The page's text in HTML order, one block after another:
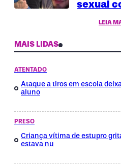
sexual
LEIA
MAIS LIDAS
ATENTADO
Ataque a tiros em escola
aluno
PRESO
Criança vítima de estupro
estava nu